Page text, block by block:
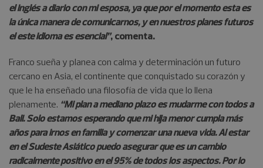
el inglés a diario con mi esposa, ya que por el momento esta es
la única manera de comunicarnos, y en nuestros planes futuros
el este idioma es esencial”, comenta.
Franco sueña y planea con calma y determinación un futuro
cercano en Asia, el continente que conquistado su corazón y
que le ha enseñado una filosofía de vida que lo llena
plenamente. “Mi plan a mediano plazo es mudarme con todos a
Bali. Solo estamos esperando que mi hija menor cumpla más
años para irnos en familia y comenzar una nueva vida. Al estar
en el Sudeste Asiático puedo asegurar que es un cambio
radicalmente positivo en el 95% de todos los aspectos. Por lo